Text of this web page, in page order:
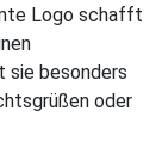
Logo schafft
sie besonders
oder